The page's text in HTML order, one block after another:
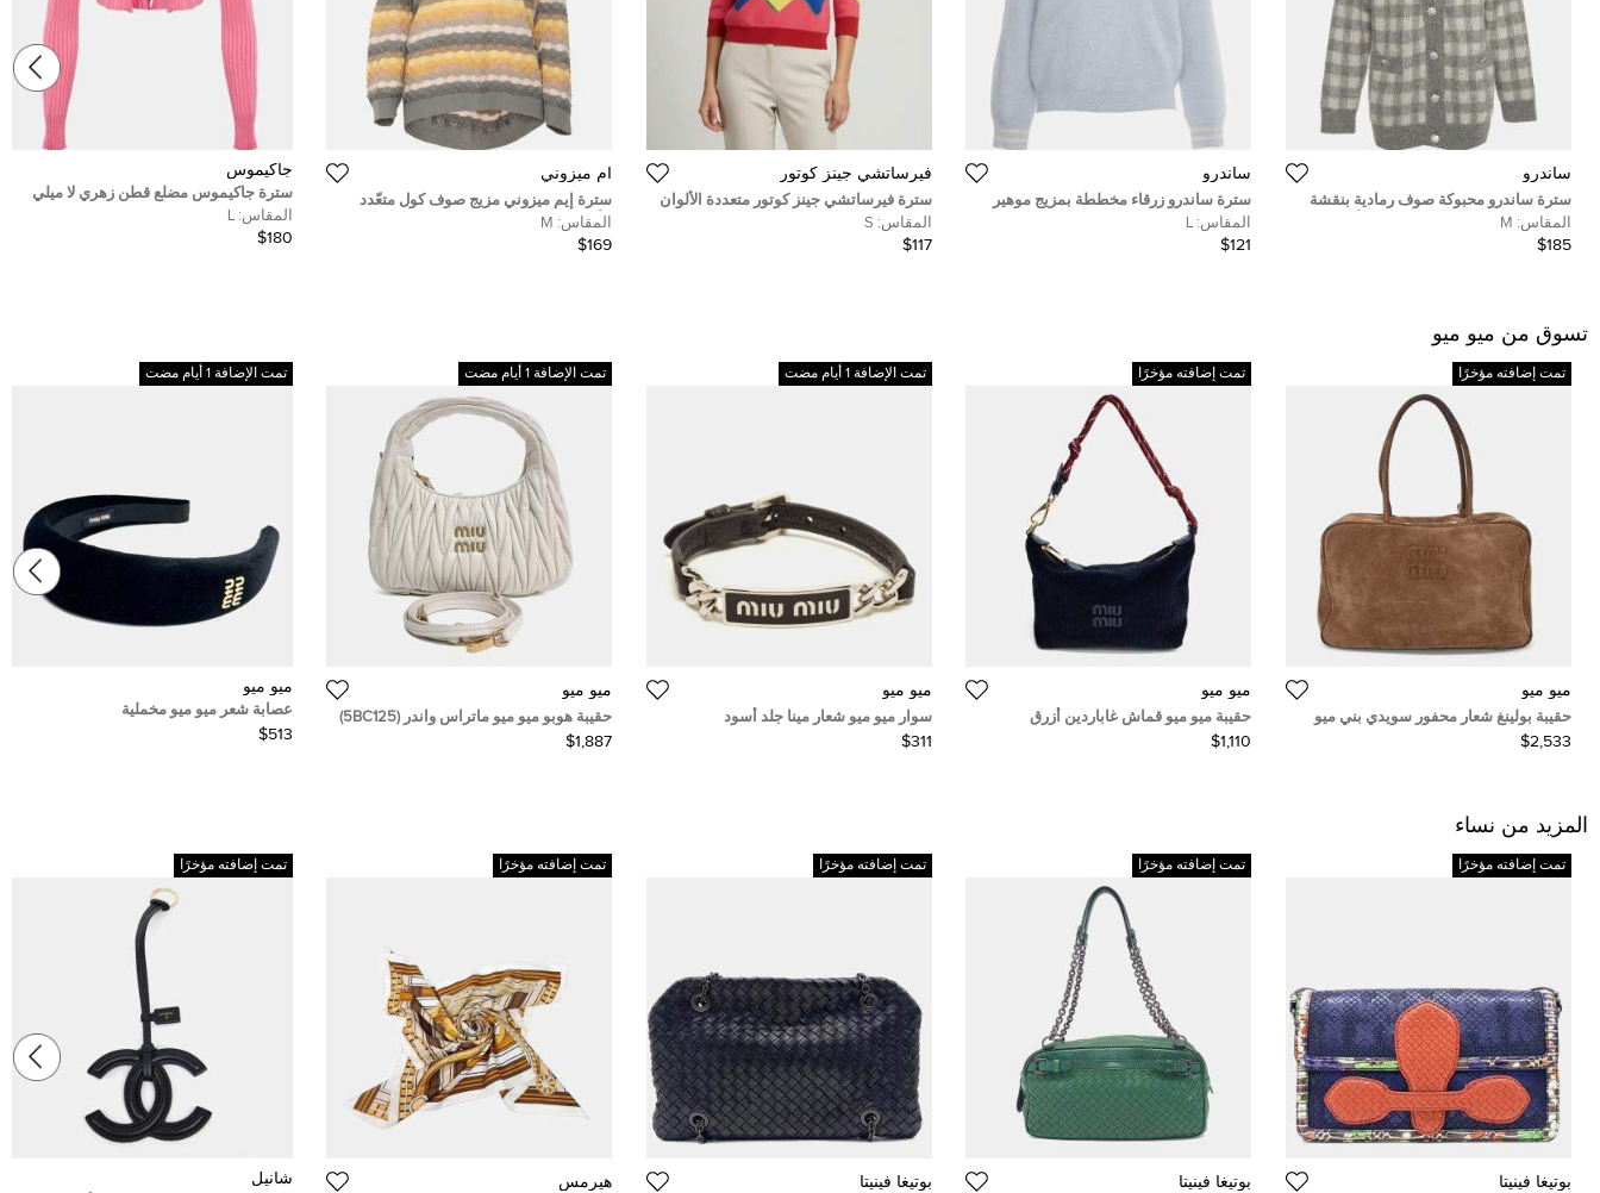
ساندرو
سترة ساندرو محبوكة صوف رمادية بنقشة
مقاس متوسط
المقاس: M
$185
ساندرو
سترة ساندرو زرقاء مخططة بمزيج موهير
محبوكة برقبة على شكل V Cleo مقاس كبير
المقاس: L
$121
فيرساتشي جينز كوتور
سترة فيرساتشي جينز كوتور متعددة الألوان
شعار محاك صغيرة
المقاس: S
$117
أم ميزوني
سترة إيم ميزوني مزيج صوف كول متعّدد
الألوان مقاس متوسط (ميديوم)
المقاس: M
$169
جاكيموس
سترة جاكيموس مضلع قطن زهري لا ميلي
برالو قصيرة مقاس كبير - لارج
المقاس: L
$180
تسوق من ميو ميو
تمت إضافته مؤخرًا
ميو ميو
حقيبة بولينغ شعار محفور سويدي بني ميو
ميو
$2,533
تمت إضافته مؤخرًا
ميو ميو
حقيبة ميو ميو قماش غاباردين أزرق
$1,110
تمت الإضافة 1 أيام مضت
ميو ميو
سوار ميو ميو شعار مينا جلد أسود
$311
تمت الإضافة 1 أيام مضت
ميو ميو
حقيبة هوبو ميو ميو ماتراس واندر (5BC125)
$1,887
تمت الإضافة 1 أيام مضت
ميو ميو
عصابة شعر ميو ميو مخملية
$513
المزيد من نساء
تمت إضافته مؤخرًا
بوتيغا فينيتا
تمت إضافته مؤخرًا
بوتيغا فينيتا
تمت إضافته مؤخرًا
بوتيغا فينيتا
تمت إضافته مؤخرًا
هيرمس
تمت إضافته مؤخرًا
شانيل